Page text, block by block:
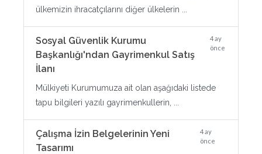
ülkemizin ihracatçılarını diğer ülkelerin ...
Sosyal Güvenlik Kurumu
Başkanlığı'ndan Gayrimenkul Satış
İlanı
4 ay
önce
Mülkiyeti Kurumumuza ait olan aşağıdaki listede
tapu bilgileri yazılı gayrimenkullerin, ...
Çalışma İzin Belgelerinin Yeni
Tasarımı
4 ay
önce